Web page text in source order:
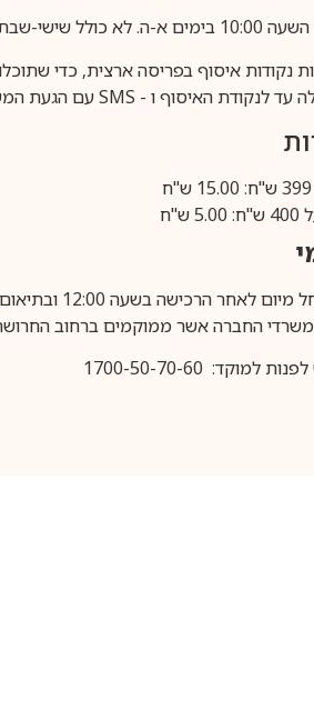
חג וחול המועד.
נקודות איסוף בפריסה ארצית, כדי
עד לנקודת האיסוף ו - SMSעם הגעת
הרכישה בשעה 12:00 ובתיאום מראש בלבד.
החברה אשר ממוקמים ברחוב החרושת 25,
1700-50-70-60